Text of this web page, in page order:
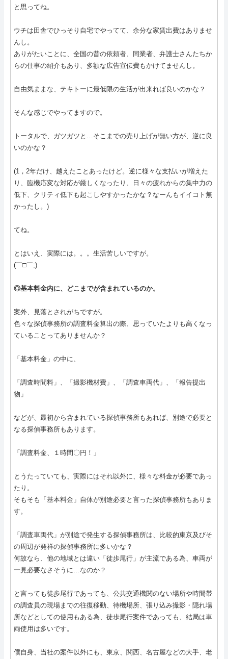
と思ってね。
ウチは田舎でひっそり自宅でやってて、余分な家賃出費はありませ
んし。
ありがたいことに、全国の昔の依頼者、同業者、弁護士さんたちか
らの仕事の紹介もあり、多額な広告宣伝費もかけてませんし。
自由気ままな、テキトーに最低限の生活が出来れば良いのかな？
そんな感じでやってますので。
トータルで、ガツガツと…そこまでの売り上げが無い方が、逆に良
いのかな？
(1，2年だけ、越えたことあったけど。逆に様々な支払いが増えた
り、臨機応変な対応が厳しくなったり、日々の疲れからの集中力の
低下、クリティ低下も起こしやすかったかな？なーんもイイコト無
かったし。)
てね。
とはいえ、実際には。。。生活苦しいですが。
(￣□￣;)
◎基本料金内に、どこまでが含まれているのか。
案外、見落とされがちですが。
色々な探偵事務所の調査料金算出の際、思っていたよりも高くなっ
ていることってありませんか？
「基本料金」の中に、
「調査時間料」、「撮影機材費」、「調査車両代」、「報告提出
物」
などが、最初から含まれている探偵事務所もあれば、別途で必要と
なる探偵事務所もあります。
「調査料金、１時間〇円！」
とうたっていても、実際にはそれ以外に、様々な料金が必要であっ
たり。
そもそも「基本料金」自体が別途必要と言った探偵事務所もありま
す。
「調査車両代」が別途で発生する探偵事務所は、比較的東京及びそ
の周辺が発祥の探偵事務所に多いかな？
何故なら、他の地域とは違い「徒歩尾行」が主流である為、車両が
一見必要なさそうに…なのか？
と言っても徒歩尾行であっても、公共交通機関のない場所や時間帯
の調査員の現場までの往復移動、待機場所、張り込み撮影・隠れ場
所などとしての使用もある為、徒歩尾行案件であっても、結局は車
両使用は多いです。
僕自身、当社の案件以外にも、東京、関西、名古屋などの大手、老